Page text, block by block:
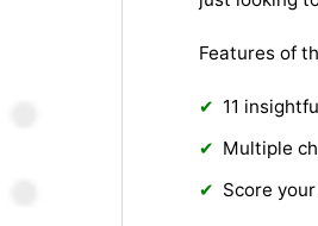
Features of
11
Multiple
Score